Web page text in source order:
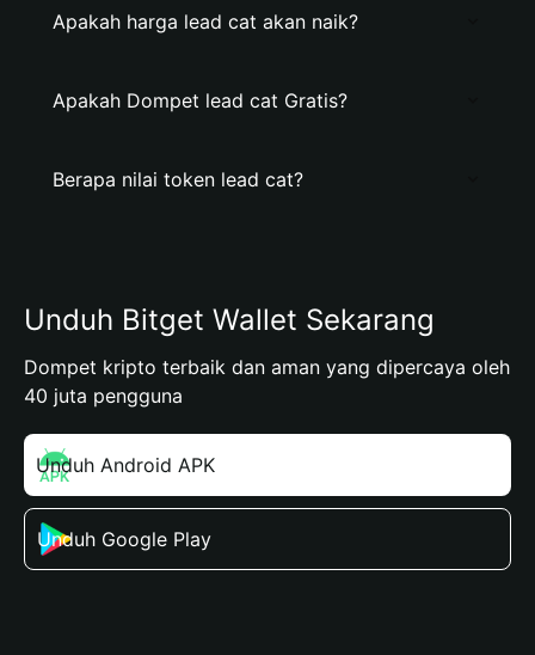
Apakah harga lead cat akan naik?
Apakah Dompet lead cat Gratis?
Berapa nilai token lead cat?
Unduh Bitget Wallet Sekarang
Dompet kripto terbaik dan aman yang dipercaya oleh
40 juta pengguna
Unduh Android APK
Unduh Google Play